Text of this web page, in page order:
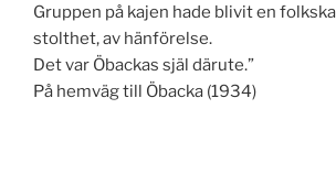
Gruppen på kajen hade blivit en
stolthet, av hänförelse.
Det var Öbackas själ därute.”
På hemväg till Öbacka (1934)